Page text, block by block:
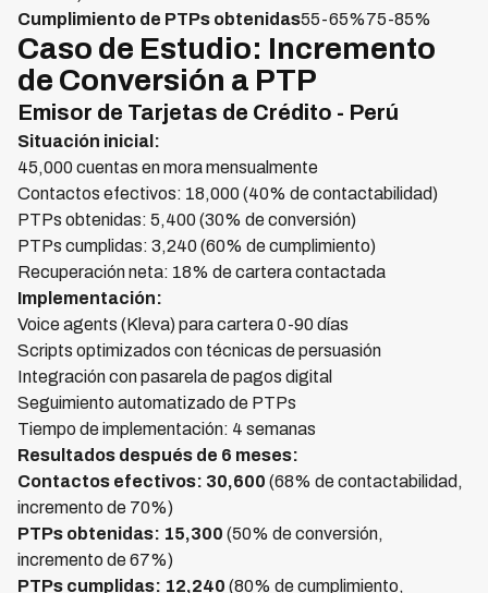
Cumplimiento de PTPs obtenidas55-65%75-85%
Caso de Estudio: Incremento
de Conversión a PTP
Emisor de Tarjetas de Crédito - Perú
Situación inicial:
45,000 cuentas en mora mensualmente
Contactos efectivos: 18,000 (40% de contactabilidad)
PTPs obtenidas: 5,400 (30% de conversión)
PTPs cumplidas: 3,240 (60% de cumplimiento)
Recuperación neta: 18% de cartera contactada
Implementación:
Voice agents (Kleva) para cartera 0-90 días
Scripts optimizados con técnicas de persuasión
Integración con pasarela de pagos digital
Seguimiento automatizado de PTPs
Tiempo de implementación: 4 semanas
Resultados después de 6 meses:
Contactos efectivos: 30,600 (68% de contactabilidad,
incremento de 70%)
PTPs obtenidas: 15,300 (50% de conversión,
incremento de 67%)
PTPs cumplidas: 12,240 (80% de cumplimiento,